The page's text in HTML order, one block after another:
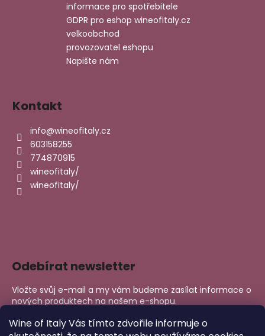
Wine of Italy Vás tímto zdvořile informuje o
informace pro spotřebitele
GDPR pro eshop wineofitaly.cz
velkoobchod
provozovatel eshopu
Napište nám
Kontakt
info@wineofitaly.cz
603158255
774870915
wineofitaly/
wineofitaly/
Odebírat newsletter
Vložte svůj e-mail a my vám budeme zasílat informace o
nových produktech na našem e-shopu.
E-mail